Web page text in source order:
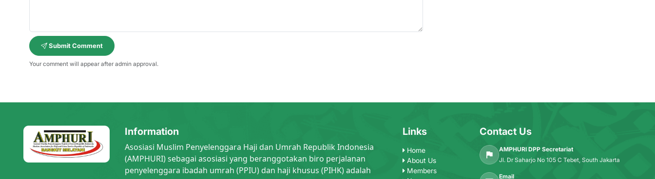
Submit Comment
Your comment will appear after admin approval.
Information
Asosiasi Muslim Penyelenggara Haji dan Umrah Republik Indonesia
(AMPHURI) sebagai asosiasi yang beranggotakan biro perjalanan
penyelenggara ibadah umrah (PPIU) dan haji khusus (PIHK) adalah
Links
Home
About Us
Members
Contact Us
AMPHURI DPP Secretariat
Jl. Dr Saharjo No 105 C Tebet, South Jakarta
Email